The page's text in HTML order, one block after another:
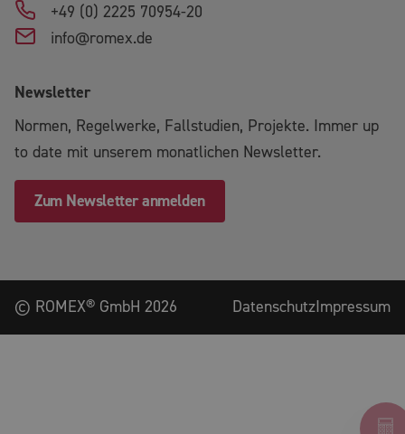
+49 (0) 2225 70954-20
info@romex.de
Newsletter
Normen, Regelwerke, Fallstudien, Projekte. Immer up
to date mit unserem monatlichen Newsletter.
Zum Newsletter anmelden
© ROMEX® GmbH 2026 DatenschutzImpressum